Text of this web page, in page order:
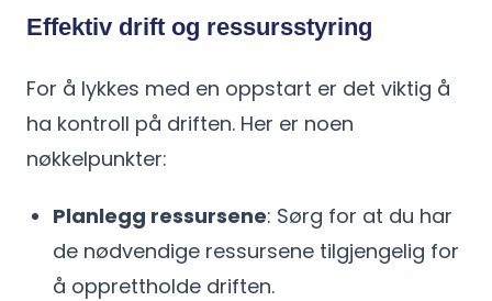
Effektiv drift og ressursstyring
For å lykkes med en oppstart er det viktig å
ha kontroll på driften. Her er noen
nøkkelpunkter:
Planlegg ressursene: Sørg for at du har
de nødvendige ressursene tilgjengelig for
å opprettholde driften.